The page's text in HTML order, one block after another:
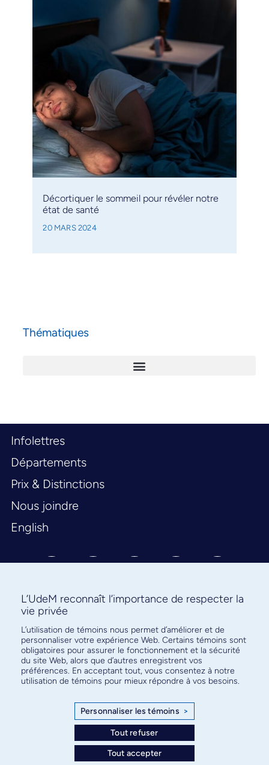
Décortiquer le sommeil pour révéler notre
état de santé
20 MARS 2024
Thématiques
Infolettres
Départements
Prix & Distinctions
Nous joindre
English
Abonnez-vous à notre infolettre
pour connaître l’actualité facultaire
L’UdeM reconnaît l’importance de respecter la
vie privée
L’utilisation de témoins nous permet d’améliorer et de
personnaliser votre expérience Web. Certains témoins sont
obligatoires pour assurer le fonctionnement et la sécurité
du site Web, alors que d’autres enregistrent vos
préférences. En acceptant tout, vous consentez à notre
utilisation de témoins pour mieux répondre à vos besoins.
Personnaliser les témoins >
Tout refuser
Tout accepter